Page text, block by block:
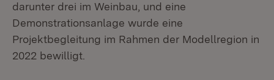
darunter drei im Weinbau, und eine
Demonstrationsanlage wurde eine
Projektbegleitung im Rahmen der Modellregion in
2022 bewilligt.